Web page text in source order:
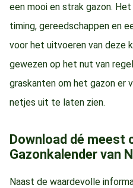
een mooi en strak gazon.
timing, gereedschappen en
voor het uitvoeren van deze
gewezen op het nut van
graskanten om het gazon er
netjes uit te laten zien.
Download dé meest
Gazonkalender van
Naast de waardevolle